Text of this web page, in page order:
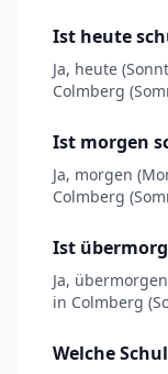
Ist heute
Ja, heute
Colmberg
Ist morgen
Ja, morgen
Colmberg
Ist
Ja,
in Colmberg
Welche